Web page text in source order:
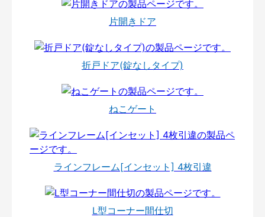
片開きドア
折戸ドア(錠なしタイプ)
ねこゲート
ラインフレーム[インセット] 4枚引違
L型コーナー間仕切